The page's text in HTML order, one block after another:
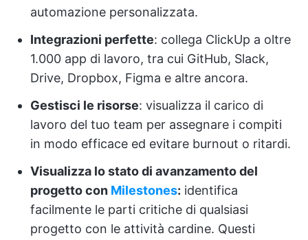
automazione personalizzata.
Integrazioni perfette: collega ClickUp a oltre
1.000 app di lavoro, tra cui GitHub, Slack,
Drive, Dropbox, Figma e altre ancora.
Gestisci le risorse: visualizza il carico di
lavoro del tuo team per assegnare i compiti
in modo efficace ed evitare burnout o ritardi.
Visualizza lo stato di avanzamento del
progetto con Milestones: identifica
facilmente le parti critiche di qualsiasi
progetto con le attività cardine. Questi